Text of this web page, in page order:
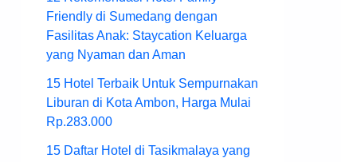
Friendly di Sumedang dengan
Fasilitas Anak: Staycation Keluarga
yang Nyaman dan Aman
15 Hotel Terbaik Untuk Sempurnakan
Liburan di Kota Ambon, Harga Mulai
Rp.283.000
15 Daftar Hotel di Tasikmalaya yang